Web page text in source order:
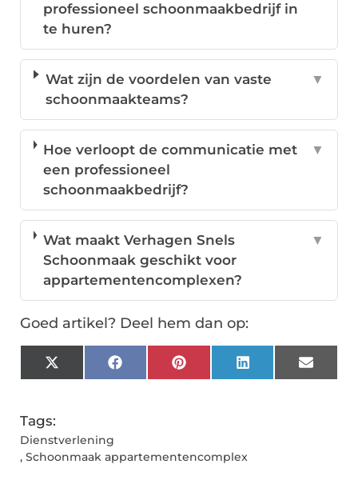
professioneel schoonmaakbedrijf in
te huren?
Wat zijn de voordelen van vaste
schoonmaakteams?
▼
Hoe verloopt de communicatie met
een professioneel
schoonmaakbedrijf?
▼
Wat maakt Verhagen Snels
Schoonmaak geschikt voor
appartementencomplexen?
▼
Goed artikel? Deel hem dan op:
X
(Twitter)
FacebookPinterestLinkedInEmail
Tags:
Dienstverlening
, Schoonmaak appartementencomplex